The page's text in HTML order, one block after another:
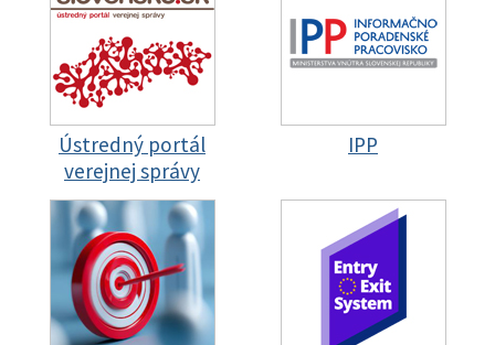
Ústredný portál
verejnej správy
IPP